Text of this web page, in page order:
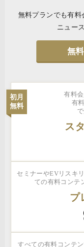
無料プランでも有料
ニュー
無
有料
有
初月
無料
ス
セミナーやEVリスキ
ての有料コンテ
プ
すべての有料コンテ